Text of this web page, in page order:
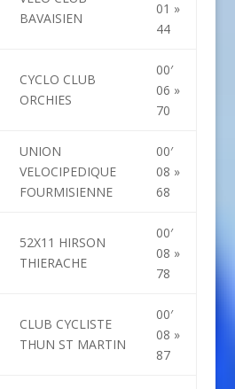
BAVAISIEN
01 »
44
CYCLO CLUB
ORCHIES
00′
06 »
70
UNION
VELOCIPEDIQUE
FOURMISIENNE
00′
08 »
68
52X11 HIRSON
THIERACHE
00′
08 »
78
CLUB CYCLISTE
THUN ST MARTIN
00′
08 »
87